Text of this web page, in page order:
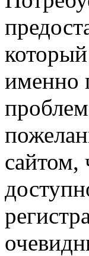
именно
сайтом,